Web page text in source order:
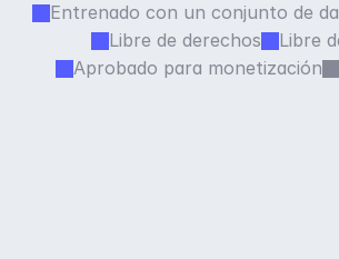
Entrenado con un conjunto de
Libre de derechos
Libre
Aprobado para monetización